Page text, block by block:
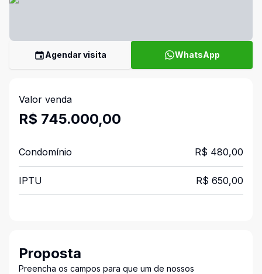
Agendar visita WhatsApp
Valor venda
R$ 745.000,00
Condomínio R$ 480,00
IPTU R$ 650,00
Proposta
Preencha os campos para que um de nossos